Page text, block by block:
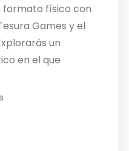
formato físico con
Games y el
un
en el que
protagonista a
sin
tú y cuatro